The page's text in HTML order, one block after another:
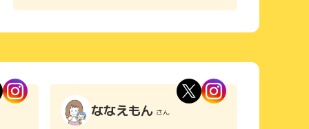
ななえもん さん